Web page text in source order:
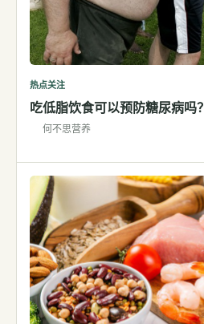
视频博客
营养科普视频
热点关注
吃低脂饮食可以预防糖尿病吗？
何不思营养